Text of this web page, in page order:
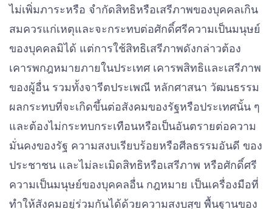
ไม่เพิ่มภาระหรือ จํากัดสิทธิหรือเสรีภาพของบุคคลเกิน
สมควรแก่เหตุและจะกระทบต่อศักดิ์ศรีความเป็นมนุษย์
ของบุคคลมิได้ แต่การใช้สิทธิเสรีภาพดังกล่าวต้อง
เคารพกฎหมายภายในประเทศ เคารพสิทธิและเสรีภาพ
ของผู้อื่น รวมทั้งจารีตประเพณี หลักศาสนา วัฒนธรรม
ผลกระทบที่จะเกิดขึ้นต่อสังคมของรัฐหรือประเทศนั้น ๆ
และต้องไม่กระทบกระเทือนหรือเป็นอันตรายต่อความ
มั่นคงของรัฐ ความสงบเรียบร้อยหรือศีลธรรมอันดี ของ
ประชาชน และไม่ละเมิดสิทธิหรือเสรีภาพ หรือศักดิ์ศรี
ความเป็นมนุษย์ของบุคคลอื่น กฎหมาย เป็นเครื่องมือที่
ทําให้สังคมอยู่ร่วมกันได้ด้วยความสงบสุข พื้นฐานของ